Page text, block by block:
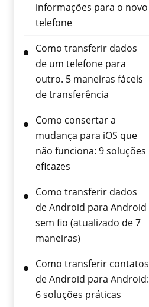
informações para o novo
telefone
Como transferir dados
de um telefone para
outro. 5 maneiras fáceis
de transferência
Como consertar a
mudança para iOS que
não funciona: 9 soluções
eficazes
Como transferir dados
de Android para Android
sem fio (atualizado de 7
maneiras)
Como transferir contatos
de Android para Android:
6 soluções práticas